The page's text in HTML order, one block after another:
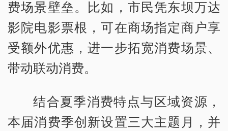
费场景壁垒。比如，市民凭东坝万达
影院电影票根，可在商场指定商户享
受额外优惠，进一步拓宽消费场景、
带动联动消费。
结合夏季消费特点与区域资源，
本届消费季创新设置三大主题月，并